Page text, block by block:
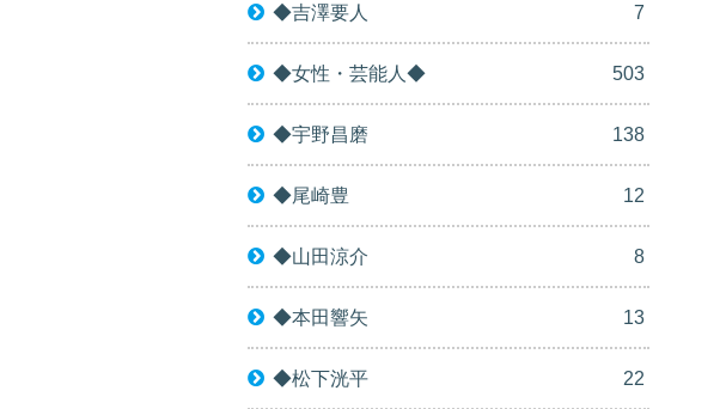
◆吉澤要人 7
◆女性・芸能人◆ 503
◆宇野昌磨 138
◆尾崎豊 12
◆山田涼介 8
◆本田響矢 13
◆松下洸平 22